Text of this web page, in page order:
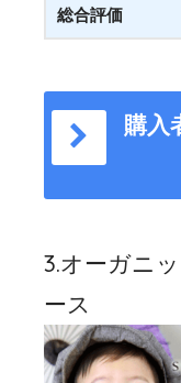
総合評価
購入
3.オーガニ
ース